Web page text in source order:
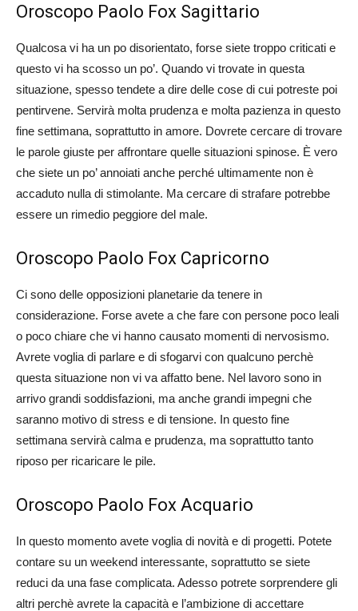
Oroscopo Paolo Fox Sagittario
Qualcosa vi ha un po disorientato, forse siete troppo criticati e
questo vi ha scosso un po’. Quando vi trovate in questa
situazione, spesso tendete a dire delle cose di cui potreste poi
pentirvene. Servirà molta prudenza e molta pazienza in questo
fine settimana, soprattutto in amore. Dovrete cercare di trovare
le parole giuste per affrontare quelle situazioni spinose. È vero
che siete un po’ annoiati anche perché ultimamente non è
accaduto nulla di stimolante. Ma cercare di strafare potrebbe
essere un rimedio peggiore del male.
Oroscopo Paolo Fox Capricorno
Ci sono delle opposizioni planetarie da tenere in
considerazione. Forse avete a che fare con persone poco leali
o poco chiare che vi hanno causato momenti di nervosismo.
Avrete voglia di parlare e di sfogarvi con qualcuno perchè
questa situazione non vi va affatto bene. Nel lavoro sono in
arrivo grandi soddisfazioni, ma anche grandi impegni che
saranno motivo di stress e di tensione. In questo fine
settimana servirà calma e prudenza, ma soprattutto tanto
riposo per ricaricare le pile.
Oroscopo Paolo Fox Acquario
In questo momento avete voglia di novità e di progetti. Potete
contare su un weekend interessante, soprattutto se siete
reduci da una fase complicata. Adesso potrete sorprendere gli
altri perchè avrete la capacità e l’ambizione di accettare